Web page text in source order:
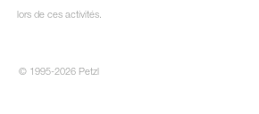
lors de ces activités.
© 1995-2026 Petzl